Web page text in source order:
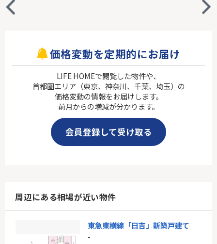
価格変動を定期的にお届け
LIFE HOMEで閲覧した物件や、
首都圏エリア（東京、神奈川、千葉、埼玉）の
価格変動の情報をお届けします。
前月からの増減が分かります。
会員登録して受け取る
周辺にある相場が近い物件
東急東横線「日吉」新築戸建て
-